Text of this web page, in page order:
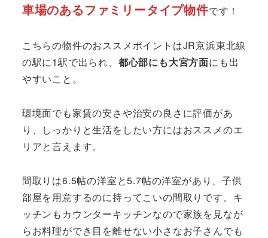
車場のあるファミリータイプ物件です！
こちらの物件のおススメポイントはJR京浜東北線
の駅に1駅で出られ、 都心部にも大宮方面にも出
やすいこと。
環境面でも家賃の安さや治安の良さに評価があ
り、しっかりと生活をしたい方にはおススメのエ
リアと言えます。
間取りは6.5帖の洋室と5.7帖の洋室があり、子供
部屋を用意するのに持ってこいの間取りです。キ
ッチンもカウンターキッチンなので家族を見なが
らお料理ができ目を離せない小さなお子さんでも